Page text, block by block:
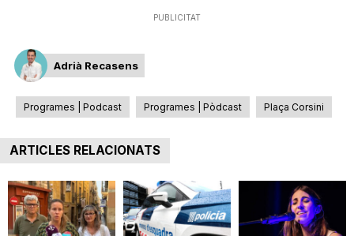
a
g
PUBLICITAT
Adrià Recasens
Programes | Podcast Programes | Pòdcast Plaça Corsini
ARTICLES RELACIONATS